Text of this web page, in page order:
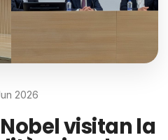
2026
visitan la